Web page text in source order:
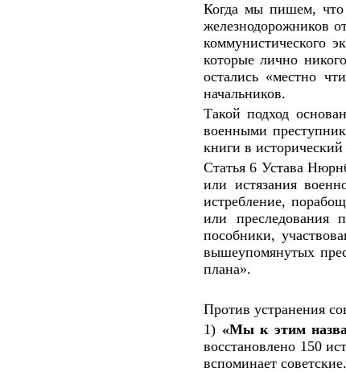
Когда мы пишем, что
железнодорожников
коммунистического
которые лично
остались «местно
начальников.
Такой подход
военными
книги в исторический
Статья 6 Устава
или истязания
истребление,
или преследования
пособники,
вышеупомянутых
плана».
Против устранения
1) «Мы к этим
восстановлено 150
вспоминает советские.